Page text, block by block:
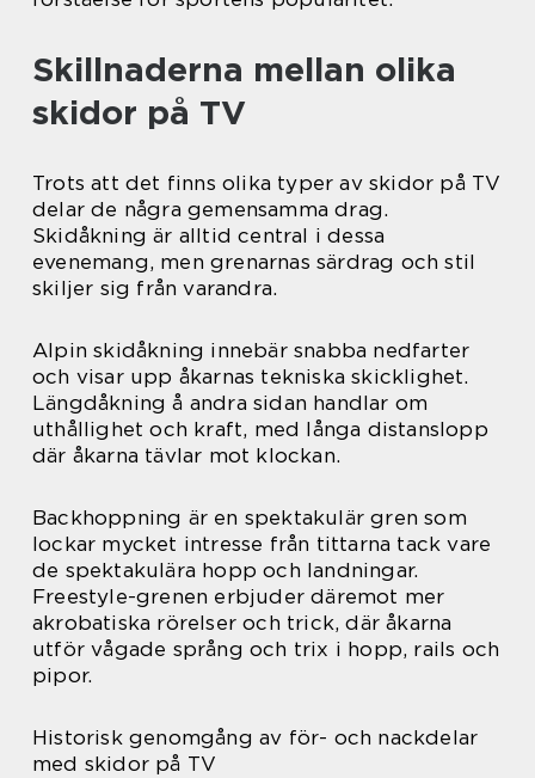
Skillnaderna mellan olika
skidor på TV
Trots att det finns olika typer av skidor på TV
delar de några gemensamma drag.
Skidåkning är alltid central i dessa
evenemang, men grenarnas särdrag och stil
skiljer sig från varandra.
Alpin skidåkning innebär snabba nedfarter
och visar upp åkarnas tekniska skicklighet.
Längdåkning å andra sidan handlar om
uthållighet och kraft, med långa distanslopp
där åkarna tävlar mot klockan.
Backhoppning är en spektakulär gren som
lockar mycket intresse från tittarna tack vare
de spektakulära hopp och landningar.
Freestyle-grenen erbjuder däremot mer
akrobatiska rörelser och trick, där åkarna
utför vågade språng och trix i hopp, rails och
pipor.
Historisk genomgång av för- och nackdelar
med skidor på TV